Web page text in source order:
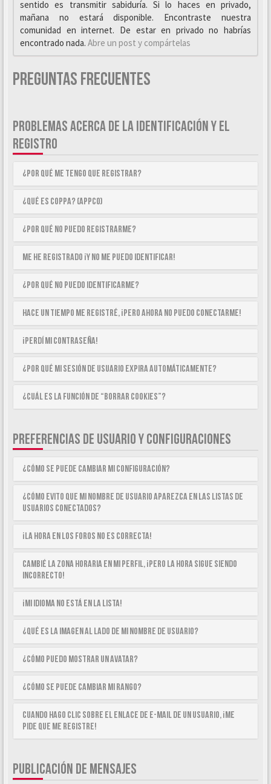
sentido es transmitir sabiduría. Si lo haces en privado,
mañana no estará disponible. Encontraste nuestra
comunidad en internet. De estar en privado no habrías
encontrado nada. Abre un post y compártelas
Preguntas Frecuentes
PROBLEMAS ACERCA DE LA IDENTIFICACIÓN Y EL
REGISTRO
¿Por qué me tengo que registrar?
¿Qué es COPPA? (APPCO)
¿Por qué no puedo registrarme?
Me he registrado ¡y no me puedo identificar!
¿Por qué no puedo identificarme?
Hace un tiempo me registré, ¡pero ahora no puedo conectarme!
¡Perdí mi contraseña!
¿Por qué mi sesión de usuario expira automáticamente?
¿Cuál es la función de “Borrar cookies”?
PREFERENCIAS DE USUARIO Y CONFIGURACIONES
¿Cómo se puede cambiar mi configuración?
¿Cómo evito que mi nombre de usuario aparezca en las listas de
usuarios conectados?
¡La hora en los foros no es correcta!
Cambié la zona horaria en mi perfil, ¡pero la hora sigue siendo
incorrecto!
¡Mi idioma no está en la lista!
¿Qué es la imagen al lado de mi nombre de usuario?
¿Cómo puedo mostrar un avatar?
¿Cómo se puede cambiar mi rango?
Cuando hago clic sobre el enlace de e-mail de un usuario, ¡me
pide que me registre!
PUBLICACIÓN DE MENSAJES